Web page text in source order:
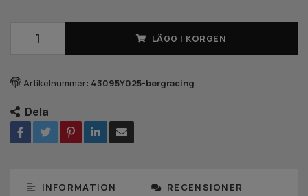
LÄGG I KORGEN
Artikelnummer: 43095Y025-bergracing
Dela
INFORMATION RECENSIONER